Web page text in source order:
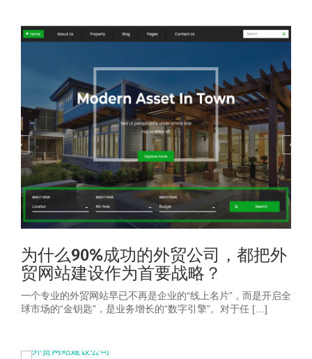
为什么90%成功的外贸公司，都把外
贸网站建设作为首要战略？
一个专业的外贸网站早已不再是企业的“线上名片”，而是开启全
球市场的“金钥匙”，是业务增长的“数字引擎”。对于任 […]